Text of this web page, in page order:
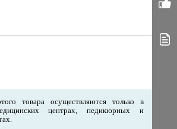
товара осуществляются только в
центрах, педикюрных и